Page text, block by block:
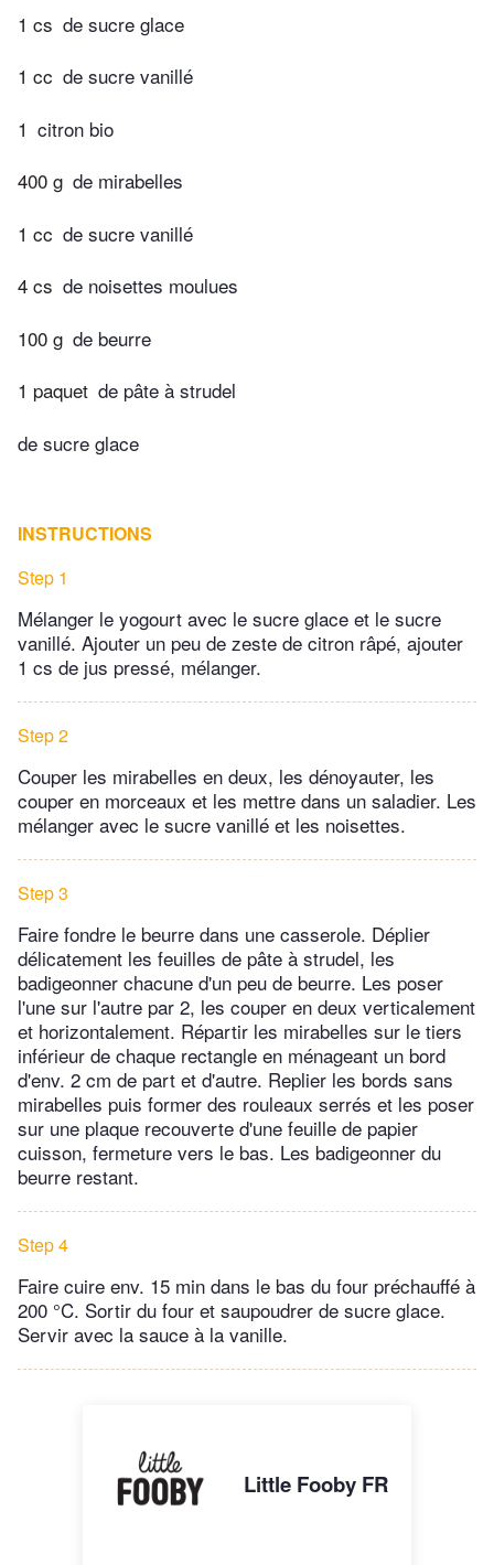
1 cs de sucre glace
1 cc de sucre vanillé
1 citron bio
400 g de mirabelles
1 cc de sucre vanillé
4 cs de noisettes moulues
100 g de beurre
1 paquet de pâte à strudel
de sucre glace
INSTRUCTIONS
Step 1
Mélanger le yogourt avec le sucre glace et le sucre
vanillé. Ajouter un peu de zeste de citron râpé, ajouter
1 cs de jus pressé, mélanger.
Step 2
Couper les mirabelles en deux, les dénoyauter, les
couper en morceaux et les mettre dans un saladier. Les
mélanger avec le sucre vanillé et les noisettes.
Step 3
Faire fondre le beurre dans une casserole. Déplier
délicatement les feuilles de pâte à strudel, les
badigeonner chacune d'un peu de beurre. Les poser
l'une sur l'autre par 2, les couper en deux verticalement
et horizontalement. Répartir les mirabelles sur le tiers
inférieur de chaque rectangle en ménageant un bord
d'env. 2 cm de part et d'autre. Replier les bords sans
mirabelles puis former des rouleaux serrés et les poser
sur une plaque recouverte d'une feuille de papier
cuisson, fermeture vers le bas. Les badigeonner du
beurre restant.
Step 4
Faire cuire env. 15 min dans le bas du four préchauffé à
200 °C. Sortir du four et saupoudrer de sucre glace.
Servir avec la sauce à la vanille.
Little Fooby FR